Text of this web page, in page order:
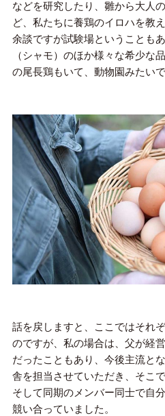
などを研究したり、雛から大人
ど、私たちに養鶏のイロハを教
余談ですが試験場ということも
（シャモ）のほか様々な希少な
の尾長鶏もいて、動物園みたい
話を戻しますと、ここではそれ
のですが、私の場合は、父が経
だったこともあり、今後主流と
舎を担当させていただき、そこ
そして同期のメンバー同士で自
競い合っていました。